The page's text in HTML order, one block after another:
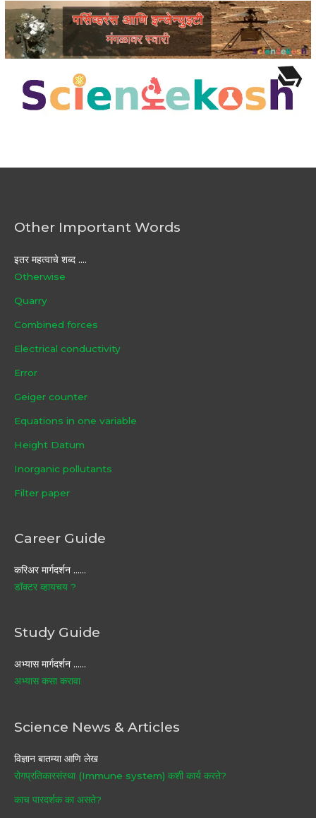
Other Important Words
इतर महत्वाचे शब्द ....
Otherwise
Quarry
Combined forces
Electrical conductivity
Error
Geiger counter
Equations in one variable
Height Datum
Inorganic pollutants
Filter paper
Career Guide
करिअर मार्गदर्शन ……
डॉक्टर व्हायचय ?
Study Guide
अभ्यास मार्गदर्शन ……
अभ्यास कसा करावा
Science News & Articles
विज्ञान बातम्या आणि लेख
रोगप्रतिकारसंस्था (Immune system) कशी कार्य करते?
काच पारदर्शक का असते?